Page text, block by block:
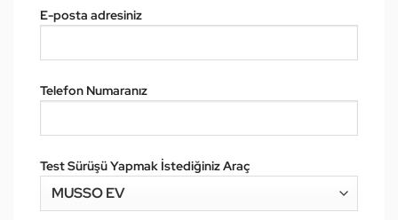
E-posta adresiniz
Telefon Numaranız
Test Sürüşü Yapmak İstediğiniz Araç